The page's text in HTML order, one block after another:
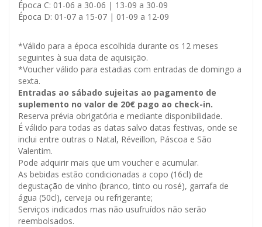
Época C: 01-06 a 30-06 | 13-09 a 30-09
Época D: 01-07 a 15-07 | 01-09 a 12-09
*Válido para a época escolhida durante os 12 meses
seguintes à sua data de aquisição.
*Voucher válido para estadias com entradas de domingo a
sexta.
Entradas ao sábado sujeitas ao pagamento de
suplemento no valor de 20€ pago ao check-in.
Reserva prévia obrigatória e mediante disponibilidade.
É válido para todas as datas salvo datas festivas, onde se
inclui entre outras o Natal, Réveillon, Páscoa e São
Valentim.
Pode adquirir mais que um voucher e acumular.
As bebidas estão condicionadas a copo (16cl) de
degustação de vinho (branco, tinto ou rosé), garrafa de
água (50cl), cerveja ou refrigerante;
Serviços indicados mas não usufruídos não serão
reembolsados.